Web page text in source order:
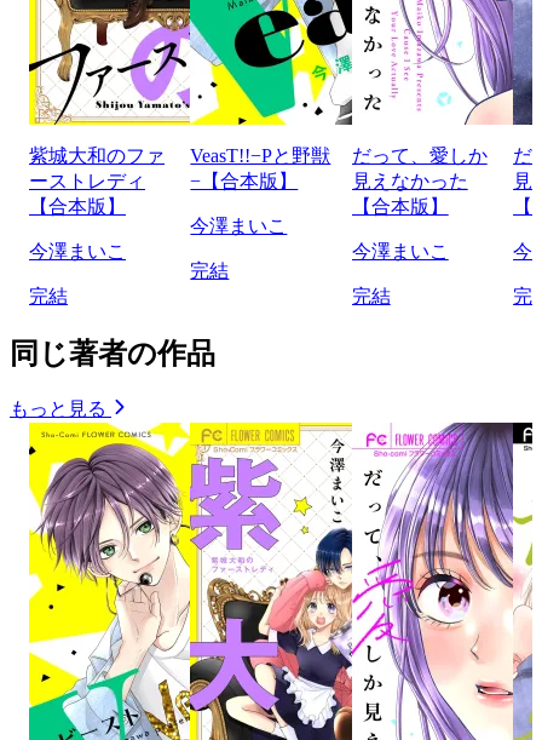
紫城大和のファ
ーストレディ
【合本版】
今澤まいこ
完結
VeasT!!−Pと野獣
−【合本版】
今澤まいこ
完結
だって、愛しか
見えなかった
【合本版】
今澤まいこ
完結
だ
見
今
完
同じ著者の作品
もっと見る